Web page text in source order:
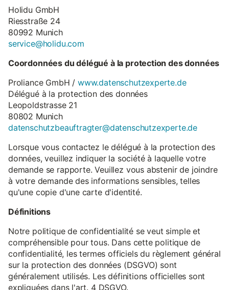
Holidu GmbH
Riesstraße 24
80992 Munich
service@holidu.com
Coordonnées du délégué à la protection des données
Proliance GmbH /www.datenschutzexperte.de
Délégué à la protection des données
Leopoldstrasse 21
80802 Munich
datenschutzbeauftragter@datenschutzexperte.de
Lorsque vous contactez le délégué à la protection des
données, veuillez indiquer la société à laquelle votre
demande se rapporte. Veuillez vous abstenir de joindre
à votre demande des informations sensibles, telles
qu'une copie d'une carte d'identité.
Définitions
Notre politique de confidentialité se veut simple et
compréhensible pour tous. Dans cette politique de
confidentialité, les termes officiels du règlement général
sur la protection des données (DSGVO) sont
généralement utilisés. Les définitions officielles sont
expliquées dans l'art. 4 DSGVO.